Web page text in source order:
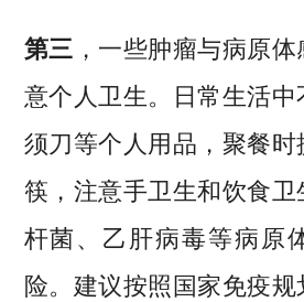
第三 ，一些肿瘤与病原
意个人卫生。日常生活中
须刀等个人用品，聚餐
筷，注意手卫生和饮食
杆菌、乙肝病毒等病原
险。建议按照国家免疫